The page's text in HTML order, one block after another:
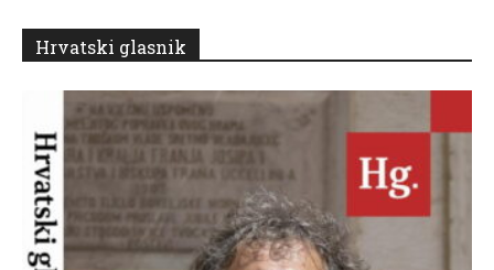
Hrvatski glasnik